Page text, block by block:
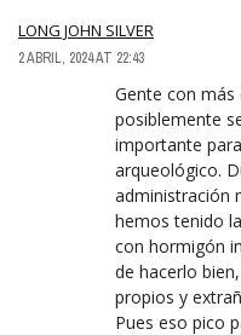
LONG JOHN SILVER
2 ABRIL, 2024 AT 22:43
Gente con
posiblemente
importante
arqueológico.
administración
hemos tenido
con hormigón
de hacerlo
propios y
Pues eso pico